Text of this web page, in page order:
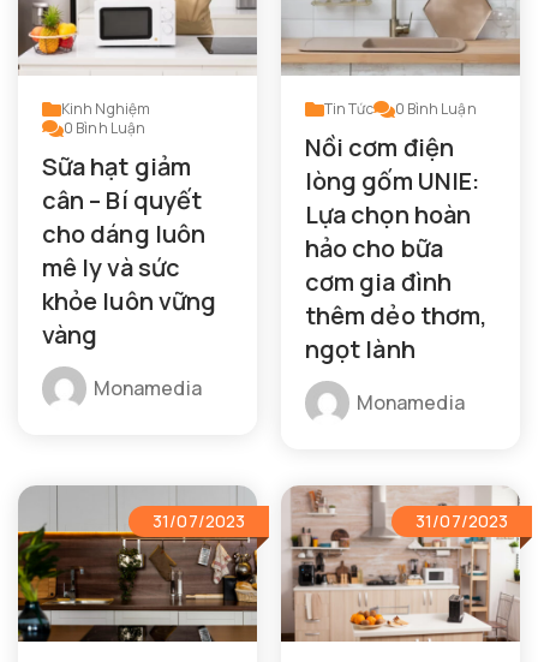
Kinh Nghiệm
0 Bình Luận
Sữa hạt giảm
cân – Bí quyết
cho dáng luôn
mê ly và sức
khỏe luôn vững
vàng
Monamedia
Tin Tức 0 Bình Luận
Nồi cơm điện
lòng gốm UNIE:
Lựa chọn hoàn
hảo cho bữa
cơm gia đình
thêm dẻo thơm,
ngọt lành
Monamedia
31/07/2023 31/07/2023